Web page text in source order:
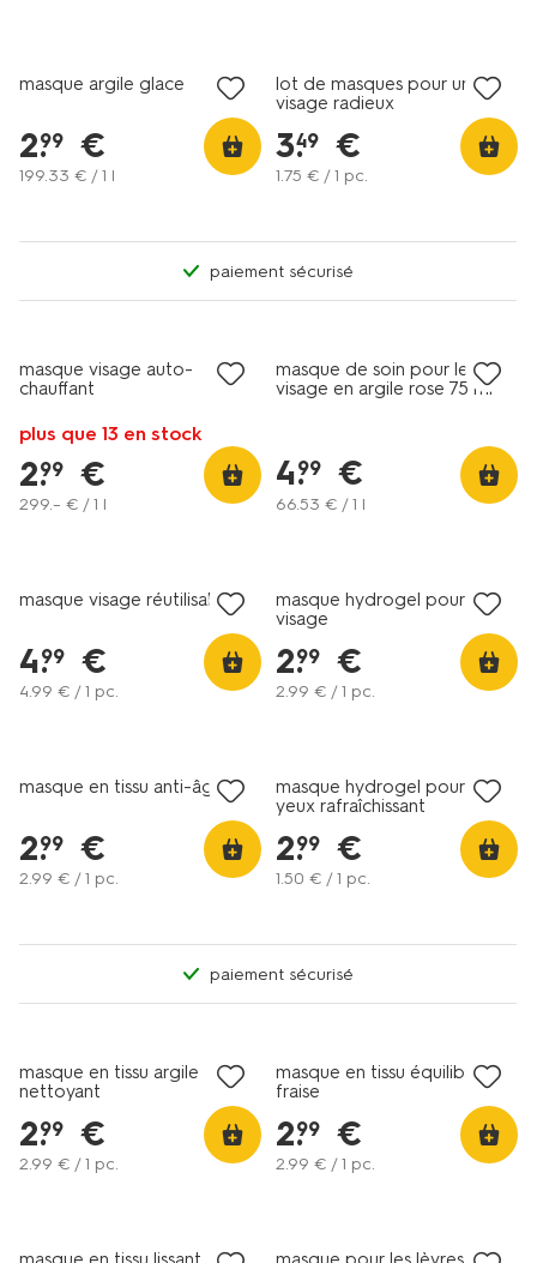
masque argile glace
2.
99 €
199.33 € / 1 l
lot de masques pour un
visage radieux
3.
49 €
1.75 € / 1 pc.
paiement sécurisé
masque visage auto-
chauffant
plus que 13 en stock
2.
99 €
299.– € / 1 l
masque de soin pour le
visage en argile rose 75 ml
4.
99 €
66.53 € / 1 l
masque visage réutilisable
4.
99 €
4.99 € / 1 pc.
masque hydrogel pour le
visage
2.
99 €
2.99 € / 1 pc.
masque en tissu anti-âge
2.
99 €
2.99 € / 1 pc.
masque hydrogel pour les
yeux rafraîchissant
2.
99 €
1.50 € / 1 pc.
paiement sécurisé
masque en tissu argile
nettoyant
2.
99 €
2.99 € / 1 pc.
masque en tissu équilibre
fraise
2.
99 €
2.99 € / 1 pc.